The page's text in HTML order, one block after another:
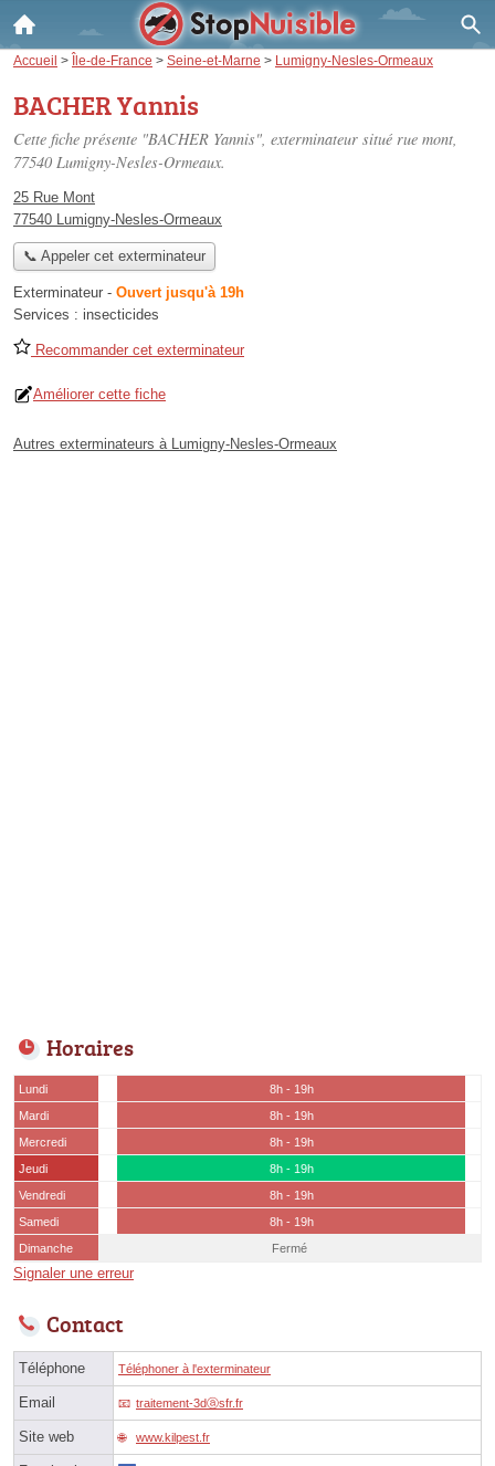
Accueil > Île-de-France > Seine-et-Marne > Lumigny-Nesles-Ormeaux
BACHER Yannis
Cette fiche présente "BACHER Yannis", exterminateur situé rue mont,
77540 Lumigny-Nesles-Ormeaux.
25 Rue Mont
77540 Lumigny-Nesles-Ormeaux
📞 Appeler cet exterminateur
Exterminateur - Ouvert jusqu'à 19h
Services : insecticides
Recommander cet exterminateur
Améliorer cette fiche
Autres exterminateurs à Lumigny-Nesles-Ormeaux
Horaires
Lundi
8h - 19h
Mardi
8h - 19h
Mercredi
8h - 19h
Jeudi
8h - 19h
Vendredi
8h - 19h
Samedi
8h - 19h
Dimanche
Fermé
Signaler une erreur
Contact
Téléphone Téléphoner à l'exterminateur
Email traitement-3dⓐsfr.fr
Site web www.kilpest.fr